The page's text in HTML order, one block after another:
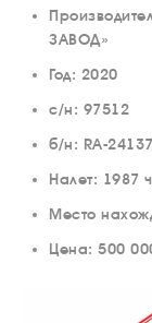
О КОМПАНИИ
ВАКАНСИИ
ДОКУМЕНТЫ
ЗАВОД»
Год: 2020
с/н: 97512
б/н: RA-24137
Налет: 1987
Место
Цена: 500